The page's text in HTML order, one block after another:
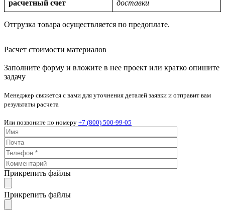
расчетный счет
доставки
Отгрузка товара осуществляется по предоплате.
Расчет стоимости материалов
Заполните форму и вложите в нее проект или кратко опишите
задачу
Менеджер свяжется с вами для уточнения деталей заявки и отправит вам
результаты расчета
Или позвоните по номеру +7 (800) 500-99-05
Прикрепить файлы
Прикрепить файлы